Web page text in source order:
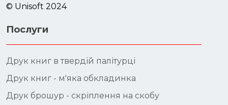
© Unisoft 2024
Послуги
Друк книг в твердій палітурці
Друк книг - м'яка обкладинка
Друк брошур - скріплення на скобу